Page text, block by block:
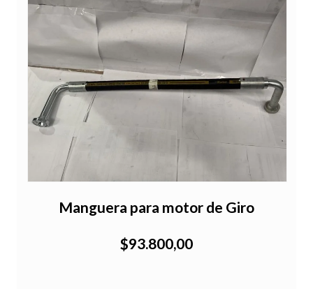
Manguera para motor de Giro
$93.800,00